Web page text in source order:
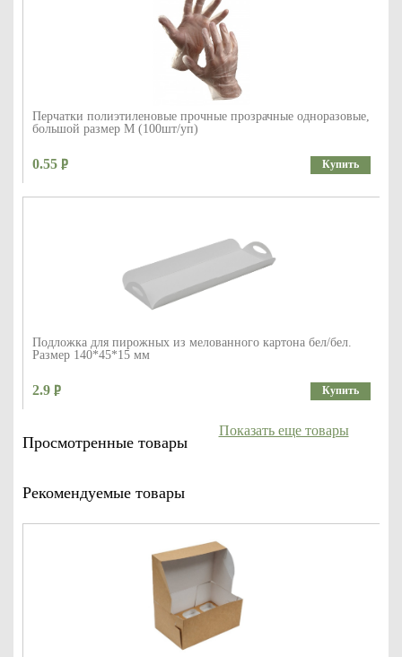
Перчатки полиэтиленовые прочные прозрачные одноразовые,
большой размер М (100шт/уп)
0.55 Купить
Подложка для пирожных из мелованного картона бел/бел.
Размер 140*45*15 мм
2.9 Купить
Просмотренные товары
Рекомендуемые товары
Показать еще товары